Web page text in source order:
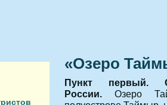
«Озеро
Пункт первый.
России. Озеро